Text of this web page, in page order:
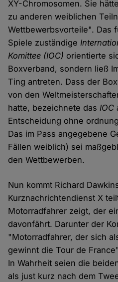
XY-Chromosomen. Sie
zu anderen weiblichen
Wettbewerbsvorteile". Das
Spiele zuständige
Komittee (IOC) orientierte
Boxverband, sondern ließ
Ting antreten. Dass der
von den
hatte, bezeichnete dasIOC
Entscheidung ohne
Das im Pass angegebene
Fällen weiblich) sei
den Wettbewerben.
Nun kommt Richard
Kurznachrichtendienst X
Motorradfahrer zeigt, der
davonfährt. Darunter der
"Motorradfahrer, der sich
gewinnt die Tour de
In Wahrheit seien die
als just kurz nach dem